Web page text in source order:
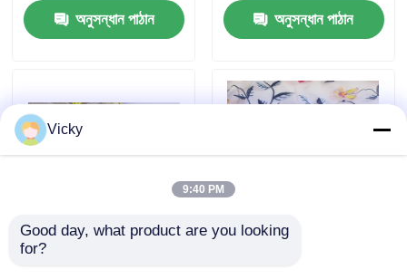
যোগাযোগ করুন
Exhibition Information
অনুসন্ধান পাঠান
অনুসন্ধান পাঠান
বিবাহ গার্মেন্টস সজ্জা জন্য বিরাট
Vicky
9:40 PM
Good day, what product are you looking
for?